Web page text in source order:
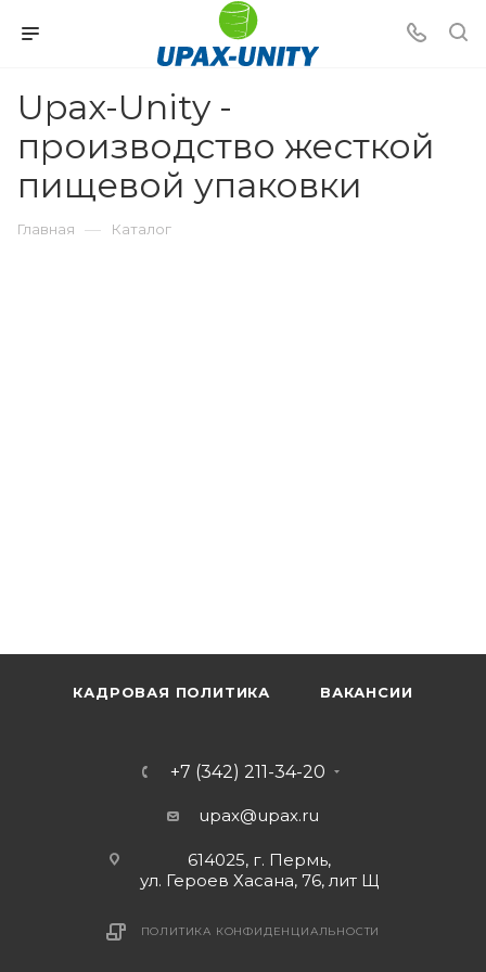
Upax-Unity -
производство жесткой
пищевой упаковки
Главная — Каталог
КАДРОВАЯ ПОЛИТИКА ВАКАНСИИ
+7 (342) 211-34-20
upax@upax.ru
614025, г. Пермь,
ул. Героев Хасана, 76, лит Щ
ПОЛИТИКА КОНФИДЕНЦИАЛЬНОСТИ